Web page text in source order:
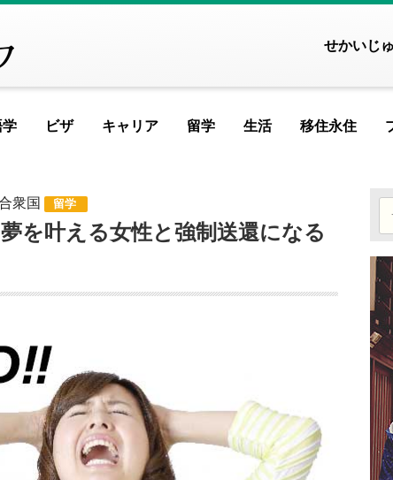
せかいじ
アイスランド アイルランド
アルメニア
エストニア
オランダ
オーストリア
スイス
スロベニア
セルビア
デンマーク
ドイツ
ノルウェー
ハンガリー
フィンランド
フランス
ブルガリア
ベラルーシ
ベルギー
ウ
シ
タイ
バ
フ
ベ
マ
モ
移住永住
記事
学
FEATURED
記事が見つかりませ
MOST VIEWED
記事が見つかりませ
PICKUP
ビザ
FEATURED
記事が見つかりま
MOST VIEWED
記事が見つかりま
PICKUP
留学
記事が見
MOST
記事が見
キャリア
記事が見つかり
MOST
記事が見つか
PICKUP
生活
記事が
記事が
記事が見つかりませんでし
MOST VIEWED ARTICLE
記事が見つかりませんで
衆国 留学
を叶える女性と強制送還になる